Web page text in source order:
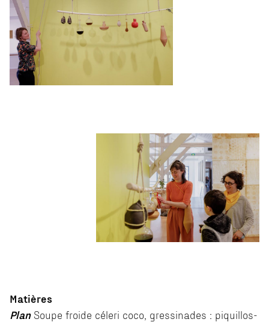
Matières
PlanSoupe froide céleri coco, gressinades : piquillos-